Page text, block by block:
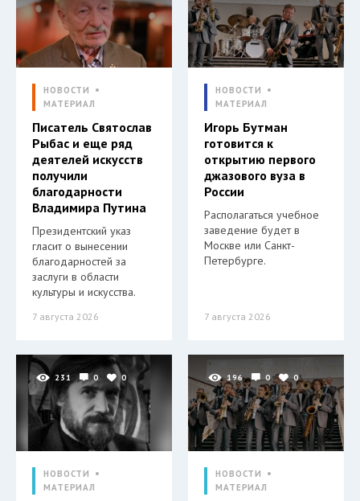
НОВОСТИ
МАТЕРИАЛ
Писатель Святослав
Рыбас и еще ряд
деятелей искусств
получили
благодарности
Владимира Путина
Президентский указ
гласит о вынесении
благодарностей за
заслуги в области
культуры и искусства.
7 августа 2026
НОВОСТИ
МАТЕРИАЛ
Игорь Бутман
готовится к
открытию первого
джазового вуза в
России
Располагаться учебное
заведение будет в
Москве или Санкт-
Петербурге.
7 августа 2026
231 0 0
НОВОСТИ
МАТЕРИАЛ
196 0 0
НОВОСТИ
МАТЕРИАЛ